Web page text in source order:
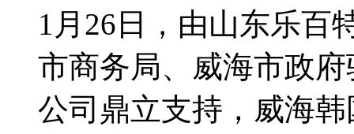
1月26日，由山东乐百
市商务局、威海市政
公司鼎立支持，威海